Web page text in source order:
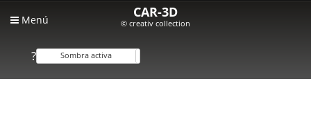
CAR-3D
© creativ collection
Menú
? Sombra activa